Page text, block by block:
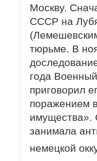
Москву.
СССР на
тюрьме. В
года
приговорил
поражением
имущества».
занимала
немецкой